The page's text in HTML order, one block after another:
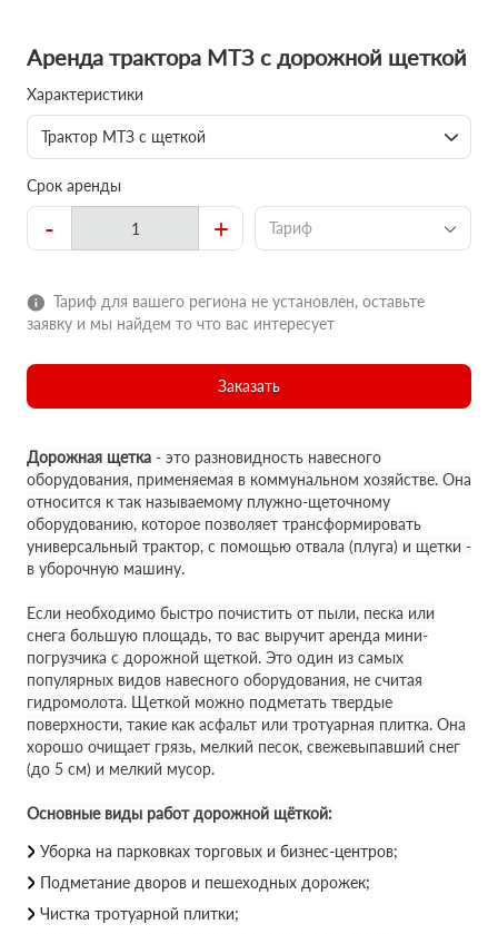
Аренда трактора МТЗ с дорожной щеткой
Характеристики
Трактор МТЗ с щеткой
Срок аренды
- + Тариф
Тариф для вашего региона не установлен, оставьте
заявку и мы найдем то что вас интересует
Заказать
Дорожная щетка - это разновидность навесного
оборудования, применяемая в коммунальном хозяйстве. Она
относится к так называемому плужно-щеточному
оборудованию, которое позволяет трансформировать
универсальный трактор, с помощью отвала (плуга) и щетки -
в уборочную машину.
Если необходимо быстро почистить от пыли, песка или
снега большую площадь, то вас выручит аренда мини-
погрузчика с дорожной щеткой. Это один из самых
популярных видов навесного оборудования, не считая
гидромолота. Щеткой можно подметать твердые
поверхности, такие как асфальт или тротуарная плитка. Она
хорошо очищает грязь, мелкий песок, свежевыпавший снег
(до 5 см) и мелкий мусор.
Основные виды работ дорожной щёткой:
Уборка на парковках торговых и бизнес-центров;
Подметание дворов и пешеходных дорожек;
Чистка тротуарной плитки;